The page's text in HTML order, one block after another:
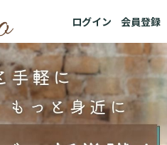
ログイン 会員登録